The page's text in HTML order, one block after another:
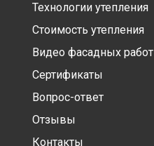
Технологии утепления
Стоимость утепления
Видео фасадных работ
Сертификаты
Вопрос-ответ
Отзывы
Контакты